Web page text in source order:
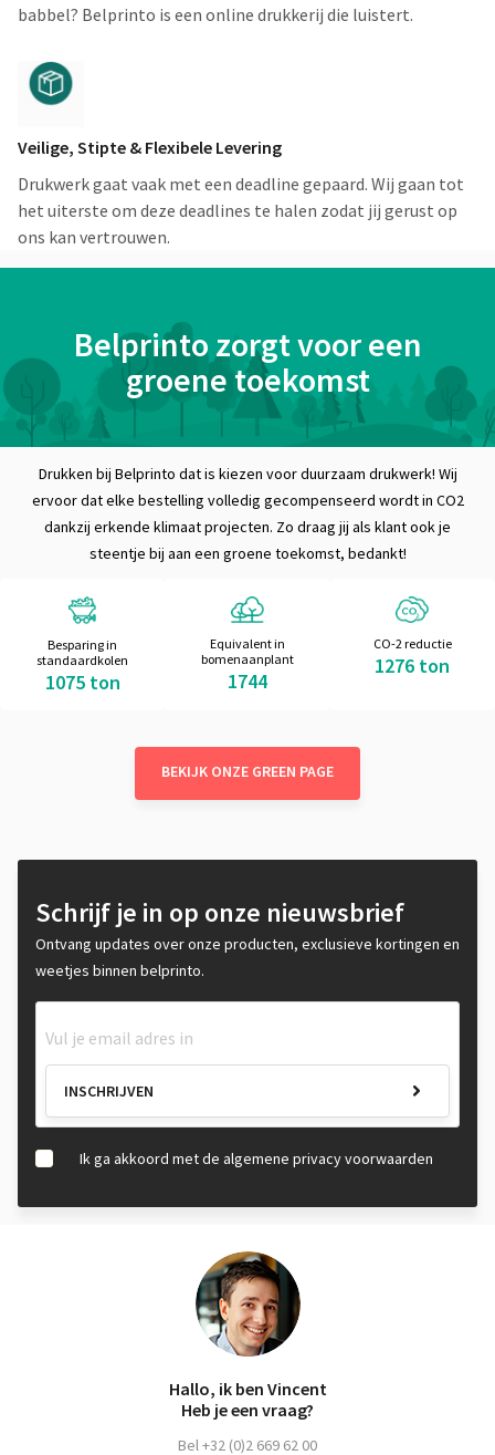
babbel? Belprinto is een online drukkerij die luistert.
Veilige, Stipte & Flexibele Levering
Drukwerk gaat vaak met een deadline gepaard. Wij gaan tot
het uiterste om deze deadlines te halen zodat jij gerust op
ons kan vertrouwen.
Belprinto zorgt voor een
groene toekomst
Drukken bij Belprinto dat is kiezen voor duurzaam drukwerk! Wij
ervoor dat elke bestelling volledig gecompenseerd wordt in CO2
dankzij erkende klimaat projecten. Zo draag jij als klant ook je
steentje bij aan een groene toekomst, bedankt!
Besparing in
standaardkolen
1075 ton
Equivalent in
bomenaanplant
1744
CO-2 reductie
1276 ton
BEKIJK ONZE GREEN PAGE
Schrijf je in op onze nieuwsbrief
Ontvang updates over onze producten, exclusieve kortingen en
weetjes binnen belprinto.
INSCHRIJVEN
Ik ga akkoord met de algemene privacy voorwaarden
Hallo, ik ben Vincent
Heb je een vraag?
Bel +32 (0)2 669 62 00